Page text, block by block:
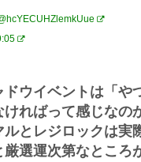
ドウイベントは「や
ければって感じなの
ルとレジロックは実
厳選運次第なところ